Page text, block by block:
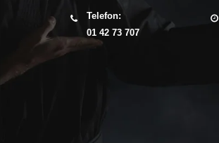
Telefon:
01 42 73 707